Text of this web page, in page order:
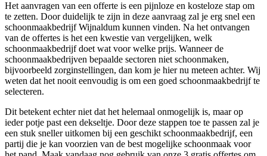
Het aanvragen van een offerte is een pijnloze en kosteloze stap om
te zetten. Door duidelijk te zijn in deze aanvraag zal je erg snel een
schoonmaakbedrijf Wijnaldum kunnen vinden. Na het ontvangen
van de offertes is het een kwestie van vergelijken, welk
schoonmaakbedrijf doet wat voor welke prijs. Wanneer de
schoonmaakbedrijven bepaalde sectoren niet schoonmaken,
bijvoorbeeld zorginstellingen, dan kom je hier nu meteen achter. Wij
weten dat het nooit eenvoudig is om een goed schoonmaakbedrijf te
selecteren.
Dit betekent echter niet dat het helemaal onmogelijk is, maar op
ieder potje past een dekseltje. Door deze stappen toe te passen zal je
een stuk sneller uitkomen bij een geschikt schoonmaakbedrijf, een
partij die je kan voorzien van de best mogelijke schoonmaak voor